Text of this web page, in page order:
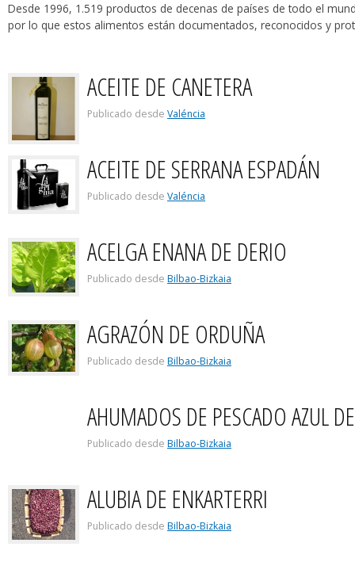
Desde 1996, 1.519 productos de decenas de países de todo el
por lo que estos alimentos están documentados, reconocidos y
ACEITE DE CANETERA
Publicado desde Valéncia
ACEITE DE SERRANA ESPADÁN
Publicado desde Valéncia
ACELGA ENANA DE DERIO
Publicado desde Bilbao-Bizkaia
AGRAZÓN DE ORDUÑA
Publicado desde Bilbao-Bizkaia
AHUMADOS DE PESCADO AZUL
Publicado desde Bilbao-Bizkaia
ALUBIA DE ENKARTERRI
Publicado desde Bilbao-Bizkaia